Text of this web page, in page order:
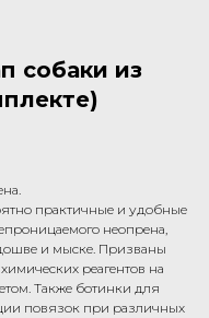
собаки из
практичные и удобные
неопрена,
и мыске. Призваны
реагентов на
Также ботинки для
повязок при различных